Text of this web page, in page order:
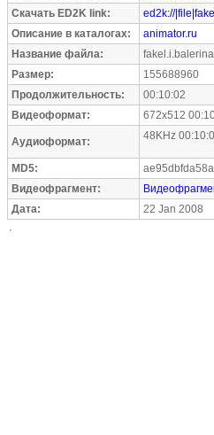
Скачать ED2K link:
ed2k://
Описание в каталогах:
animator.ru
Название файла:
Размер:
155688960
Продолжительность:
00:10:02
Видеоформат:
672x512
Аудиоформат: 48KHz
MD5:
Видеофрагмент:
Дата:
22 Jan 2008